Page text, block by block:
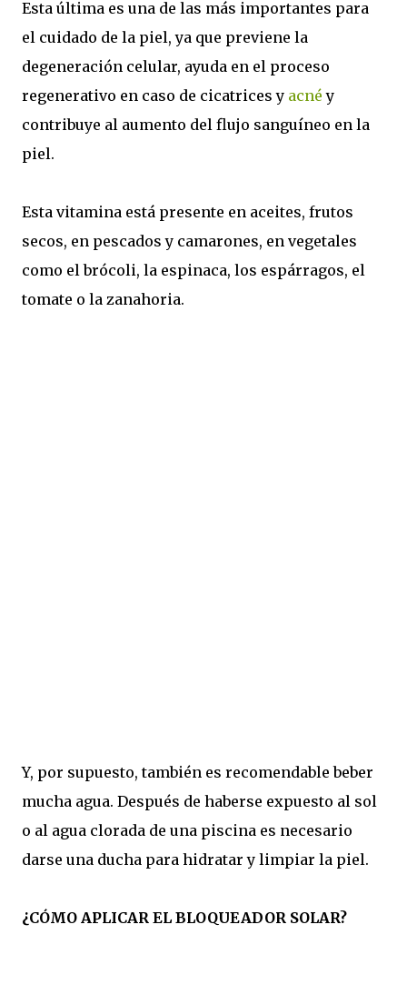
Esta última es una de las más importantes para
el cuidado de la piel, ya que previene la
degeneración celular, ayuda en el proceso
regenerativo en caso de cicatrices y acné y
contribuye al aumento del flujo sanguíneo en la
piel.
Esta vitamina está presente en aceites, frutos
secos, en pescados y camarones, en vegetales
como el brócoli, la espinaca, los espárragos, el
tomate o la zanahoria.
Y, por supuesto, también es recomendable beber
mucha agua. Después de haberse expuesto al sol
o al agua clorada de una piscina es necesario
darse una ducha para hidratar y limpiar la piel.
¿CÓMO APLICAR EL BLOQUEADOR SOLAR?